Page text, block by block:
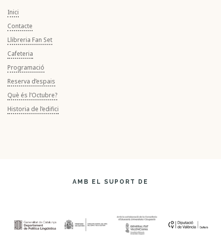
Inici
Contacte
Llibreria Fan Set
Cafeteria
Programació
Reserva d’espais
Què és l’Octubre?
Historia de l’edifici
AMB EL SUPORT DE